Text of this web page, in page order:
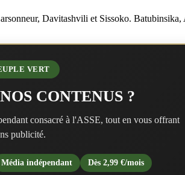
Davitashvili et Sissoko.
VERT
CONTENUS ?
consacré à l'ASSE, tout en vous offrant
publicité.
Média indépendant Dès 2,99 €/mois